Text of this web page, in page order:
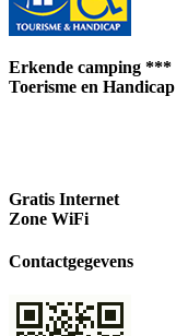
Erkende camping ***
Toerisme en Handicap
Gratis Internet
Zone WiFi
Contactgegevens